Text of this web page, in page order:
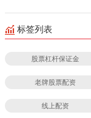
标签列表
股票杠杆保证金
老牌股票配资
线上配资